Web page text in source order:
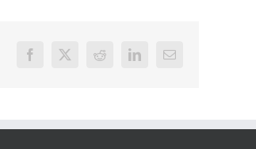
Facebook
X Reddit LinkedInEmail